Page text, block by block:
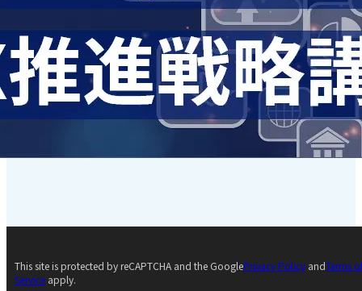
This site is protected by reCAPTCHA and the GooglePrivacy Policy andTerms
Service apply.